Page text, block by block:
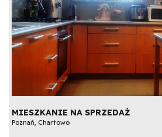
MIESZKANIE NA SPRZEDAŻ
Poznań, Chartowo